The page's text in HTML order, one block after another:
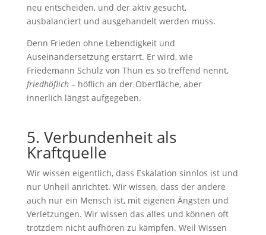
neu entscheiden, und der aktiv gesucht,
ausbalanciert und ausgehandelt werden muss.
Denn Frieden ohne Lebendigkeit und
Auseinandersetzung erstarrt. Er wird, wie
Friedemann Schulz von Thun es so treffend nennt,
friedhöflich– höflich an der Oberfläche, aber
innerlich längst aufgegeben.
5. Verbundenheit als
Kraftquelle
Wir wissen eigentlich, dass Eskalation sinnlos ist und
nur Unheil anrichtet. Wir wissen, dass der andere
auch nur ein Mensch ist, mit eigenen Ängsten und
Verletzungen. Wir wissen das alles und können oft
trotzdem nicht aufhören zu kämpfen. Weil Wissen